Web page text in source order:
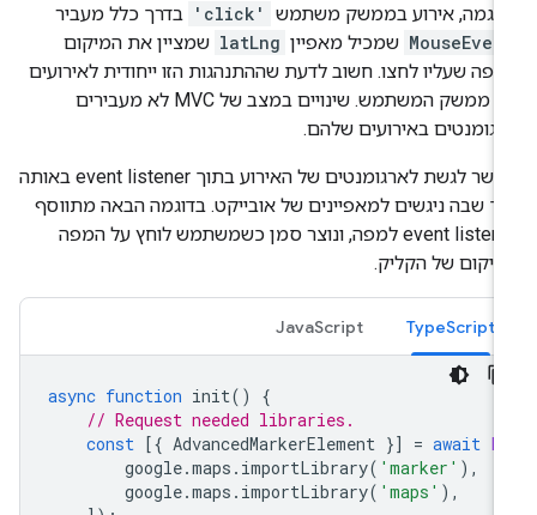
אירוע בממשק משתמש 'click' בדרך כלל מעביר
שמכיל מאפיין latLng שמציין את המיקום
שעליו לחצו. חשוב לדעת שההתנהגות הזו ייחודית לאירועים
של ממשק המשתמש. שינויים במצב של MVC לא מעבירים
באירועים שלהם.
אפשר לגשת לארגומנטים של האירוע בתוך event listener באותה
שבה ניגשים למאפיינים של אובייקט. בדוגמה הבאה מתווסף
event listener למפה, ונוצר סמן כשמשתמש לוחץ על המפה
של הקליק.
TypeScript
JavaScript
async function init ()
// Request needed libraries.
const [{ AdvancedMarkerElement }] = await
google.maps.importLibrary('marker'
google.maps.importLibrary('maps'